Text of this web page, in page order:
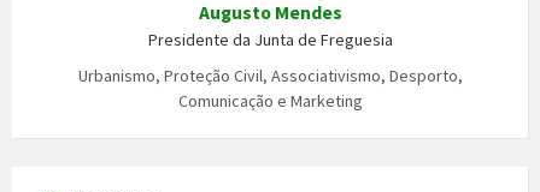
Augusto Mendes
Presidente da Junta de Freguesia
Urbanismo, Proteção Civil, Associativismo, Desporto,
Comunicação e Marketing